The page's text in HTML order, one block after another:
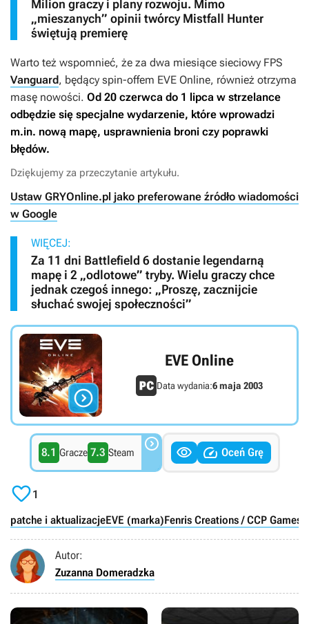
Milion graczy i plany rozwoju. Mimo
„mieszanych” opinii twórcy Mistfall Hunter
świętują premierę
Warto też wspomnieć, że za dwa miesiące sieciowy FPS
Vanguard, będący spin-offem EVE Online, również otrzyma
masę nowości. Od 20 czerwca do 1 lipca w strzelance
odbędzie się specjalne wydarzenie, które wprowadzi
m.in. nową mapę, usprawnienia broni czy poprawki
błędów.
Dziękujemy za przeczytanie artykułu.
Ustaw GRYOnline.pl jako preferowane źródło wiadomości
w Google
WIĘCEJ:
Za 11 dni Battlefield 6 dostanie legendarną
mapę i 2 „odlotowe” tryby. Wielu graczy chce
jednak czegoś innego: „Proszę, zacznijcie
słuchać swojej społeczności”

EVE Online
Data wydania:6 maja 2003
8.1 Gracze 7.3 Steam    Oceń Grę
1
patche i aktualizacjeEVE (marka)Fenris Creations / CCP Games
Autor:
Zuzanna Domeradzka